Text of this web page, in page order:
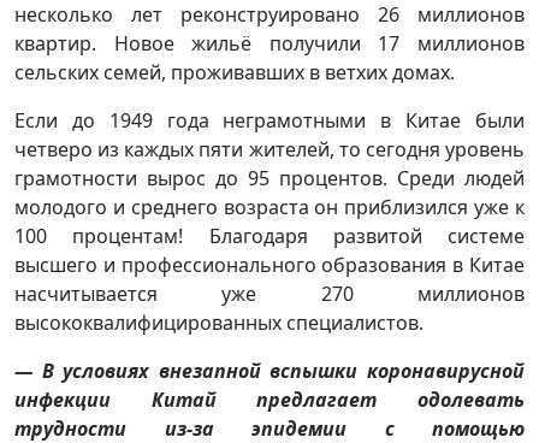
несколько лет реконструировано 26 миллионов
квартир. Новое жильё получили 17 миллионов
сельских семей, проживавших в ветхих домах.
Если до 1949 года неграмотными в Китае были
четверо из каждых пяти жителей, то сегодня уровень
грамотности вырос до 95 процентов. Среди людей
молодого и среднего возраста он приблизился уже к
100 процентам! Благодаря развитой системе
высшего и профессионального образования в Китае
насчитывается уже 270 миллионов
высококвалифицированных специалистов.
— В условиях внезапной вспышки коронавирусной
инфекции Китай предлагает одолевать
трудности из-за эпидемии с помощью